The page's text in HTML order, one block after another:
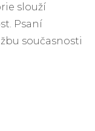
slouží
Psaní
současnosti